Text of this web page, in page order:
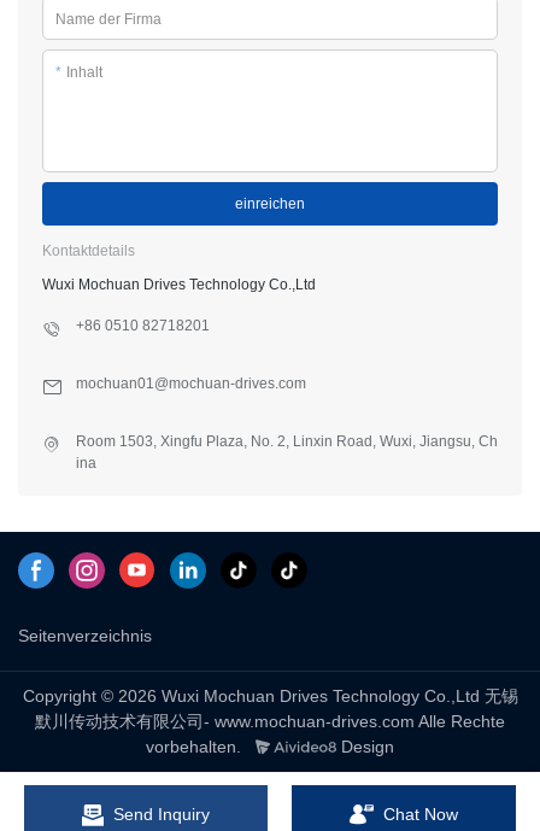
Name der Firma
* Inhalt
einreichen
Kontaktdetails
Wuxi Mochuan Drives Technology Co.,Ltd
+86 0510 82718201
mochuan01@mochuan-drives.com
Room 1503, Xingfu Plaza, No. 2, Linxin Road, Wuxi, Jiangsu, Ch
ina
Seitenverzeichnis
Copyright © 2026 Wuxi Mochuan Drives Technology Co.,Ltd 无锡
默川传动技术有限公司- www.mochuan-drives.com Alle Rechte
vorbehalten.
Design
Send Inquiry Chat Now